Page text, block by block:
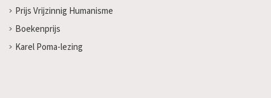
Prijs Vrijzinnig Humanisme
Boekenprijs
Karel Poma-lezing